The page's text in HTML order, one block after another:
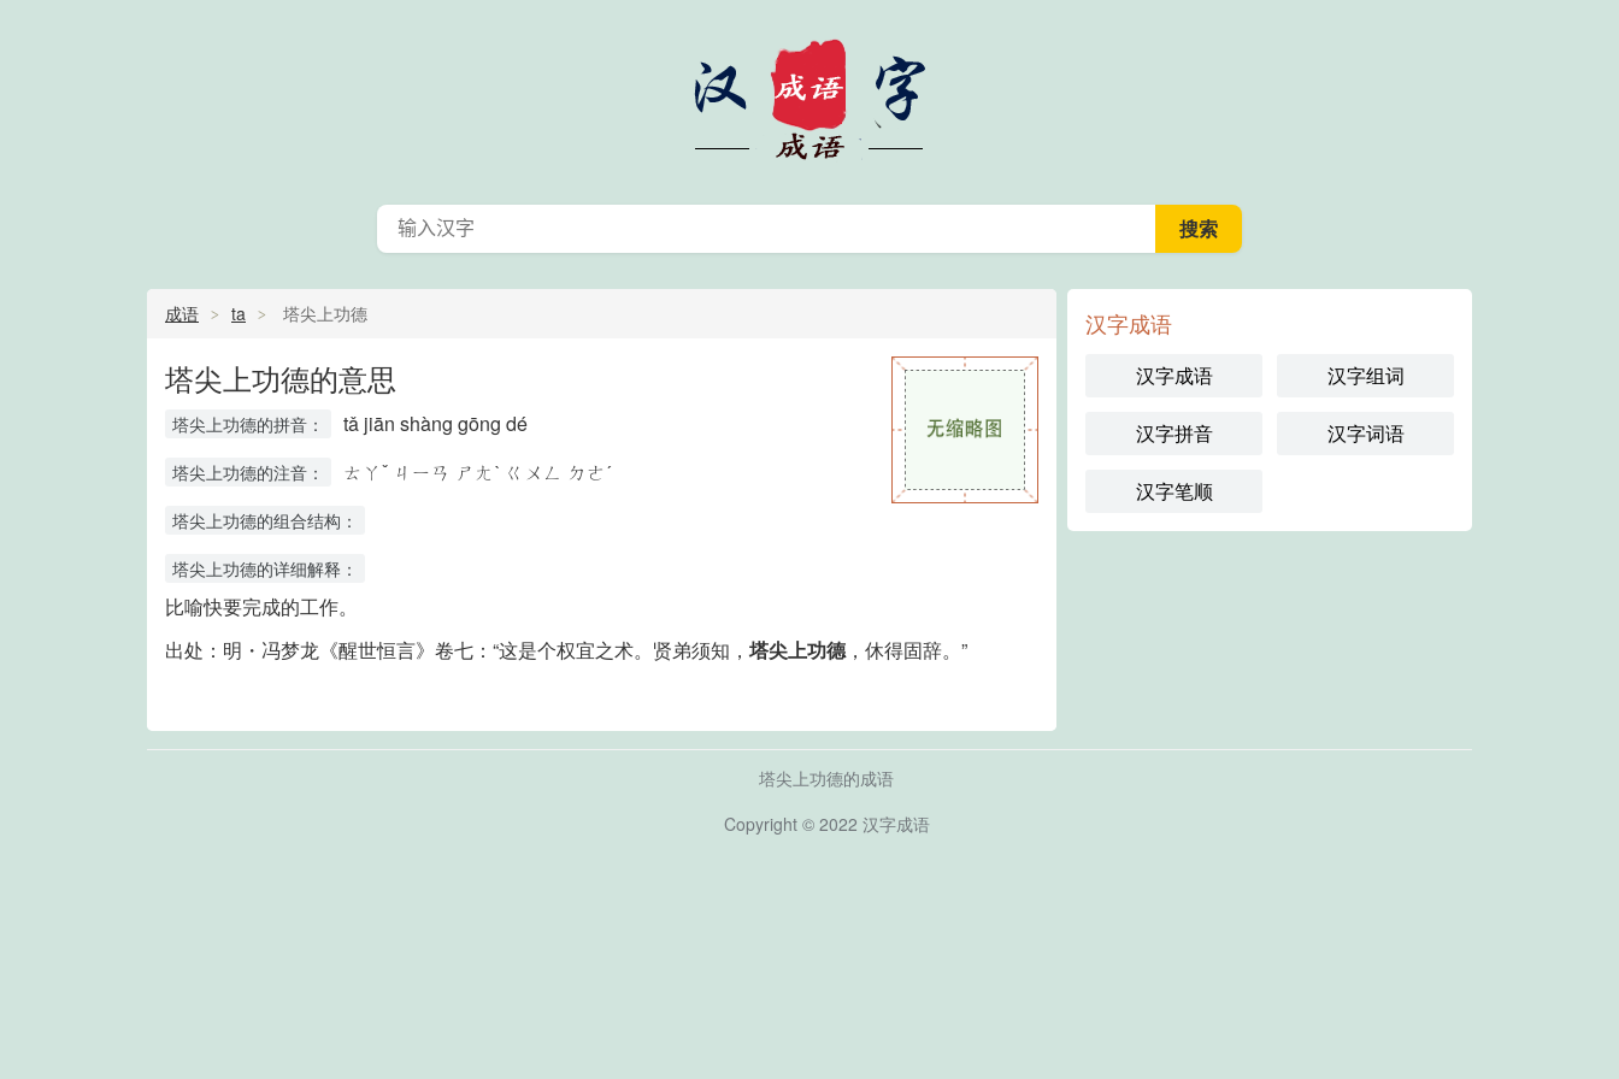
成语 ta 塔尖上功德
塔尖上功德的意思
塔尖上功德的拼音： tǎ jiān shàng gōng dé
塔尖上功德的注音： ㄊㄚˇ ㄐㄧㄢ ㄕㄤˋ ㄍㄨㄥ ㄉㄜˊ
塔尖上功德的组合结构：
塔尖上功德的详细解释：
比喻快要完成的工作。
出处 ： 明・冯梦龙《醒世恒言》卷七：“这是个权宜之术。贤弟须知， 塔尖上功德，休得固辞。”
汉字成语
汉字成语 汉字组词
汉字拼音 汉字词语
汉字笔顺
塔尖上功德的成语
Copyright © 2022 汉字成语